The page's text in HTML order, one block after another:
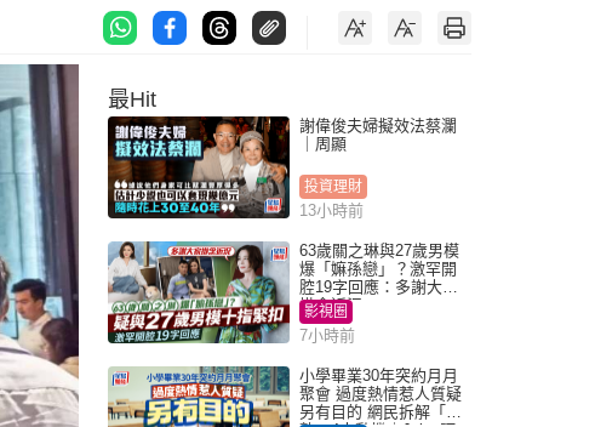
最Hit
謝偉俊夫婦擬效法蔡瀾
｜周顯
投資理財
13小時前
63歲關之琳與27歲男模
爆「嫲孫戀」？激罕開
腔19字回應：多謝大家
掛念近況
影視圈
7小時前
小學畢業30年突約月月
聚會 過度熱情惹人質疑
另有目的 網民拆解「扮